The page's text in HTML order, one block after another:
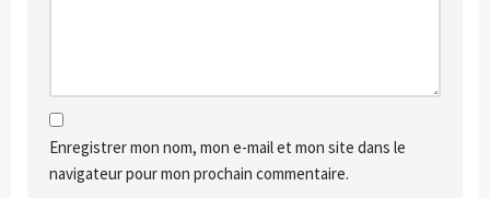
Enregistrer mon nom, mon e-mail et mon site dans le
navigateur pour mon prochain commentaire.